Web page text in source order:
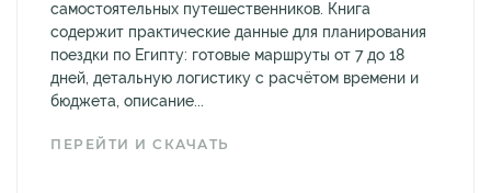
самостоятельных путешественников. Книга
содержит практические данные для планирования
поездки по Египту: готовые маршруты от 7 до 18
дней, детальную логистику с расчётом времени и
бюджета, описание...
ПЕРЕЙТИ И СКАЧАТЬ